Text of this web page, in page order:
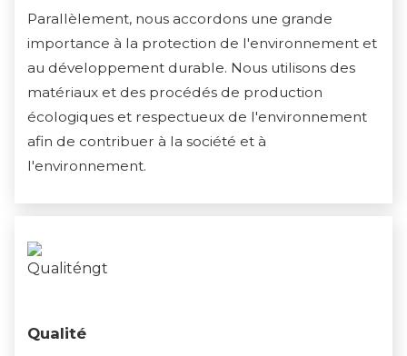
Parallèlement, nous accordons une grande
importance à la protection de l'environnement et
au développement durable. Nous utilisons des
matériaux et des procédés de production
écologiques et respectueux de l'environnement
afin de contribuer à la société et à
l'environnement.
Qualité